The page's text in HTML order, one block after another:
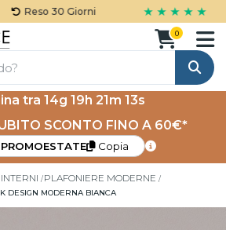
Reso 30 Giorni ★ ★ ★ ★ ★
Cerca
0
tra 14g 19h 21m 13s
SCONTO FINO A 60€*
PROMOESTATE Copia
PLAFONIERE MODERNE
DESIGN MODERNA BIANCA